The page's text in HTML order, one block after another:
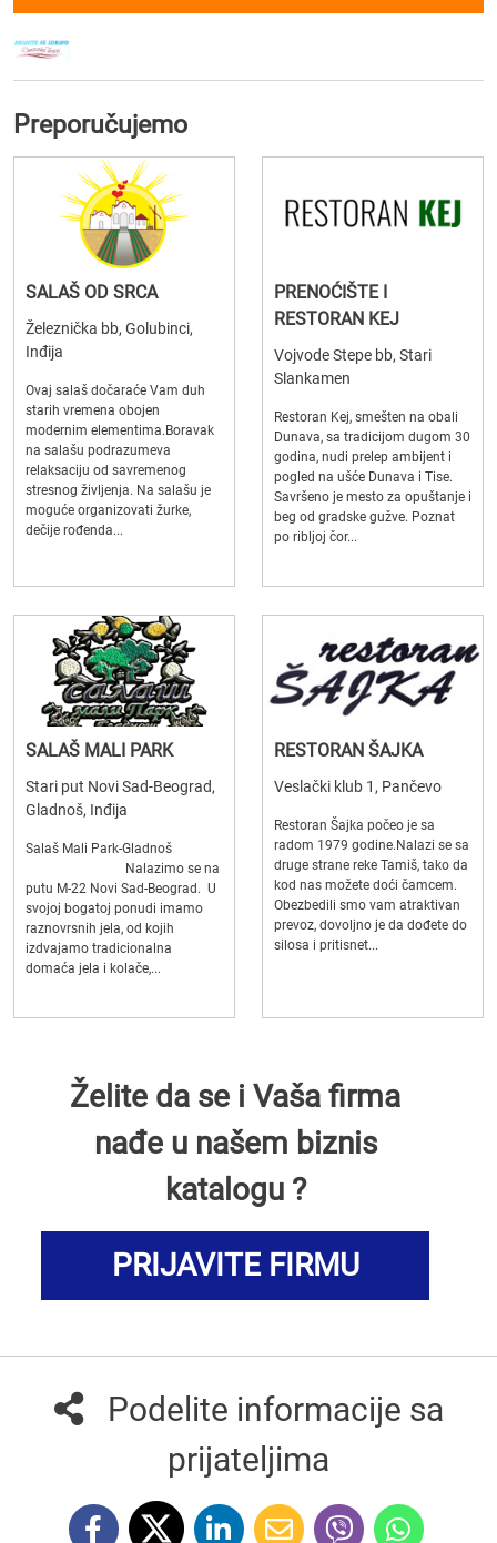
Preporučujemo
SALAŠ OD SRCA
Železnička bb, Golubinci,
Inđija
Ovaj salaš dočaraće Vam duh
starih vremena obojen
modernim elementima.Boravak
na salašu podrazumeva
relaksaciju od savremenog
stresnog življenja. Na salašu je
moguće organizovati žurke,
dečije rođenda...
PRENOĆIŠTE I
RESTORAN KEJ
Vojvode Stepe bb, Stari
Slankamen
Restoran Kej, smešten na obali
Dunava, sa tradicijom dugom 30
godina, nudi prelep ambijent i
pogled na ušće Dunava i Tise.
Savršeno je mesto za opuštanje i
beg od gradske gužve. Poznat
po ribljoj čor...
SALAŠ MALI PARK
Stari put Novi Sad-Beograd,
Gladnoš, Inđija
Salaš Mali Park-Gladnoš
Nalazimo se na
putu M-22 Novi Sad-Beograd. U
svojoj bogatoj ponudi imamo
raznovrsnih jela, od kojih
izdvajamo tradicionalna
domaća jela i kolače,...
RESTORAN ŠAJKA
Veslački klub 1, Pančevo
Restoran Šajka počeo je sa
radom 1979 godine.Nalazi se sa
druge strane reke Tamiš, tako da
kod nas možete doći čamcem.
Obezbedili smo vam atraktivan
prevoz, dovoljno je da dođete do
silosa i pritisnet...
Želite da se i Vaša firma
nađe u našem biznis
katalogu ?
PRIJAVITE FIRMU
Podelite informacije sa
prijateljima